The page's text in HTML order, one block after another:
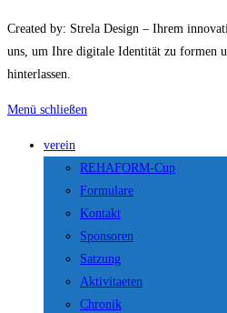
Created by: Strela Design – Ihrem
uns, um Ihre digitale Identität zu formen
hinterlassen.
Menü schließen
verein
REHAFORM-Cup
Formulare
Kontakt
Sponsoren
Satzung
Aktivitaeten
Chronik